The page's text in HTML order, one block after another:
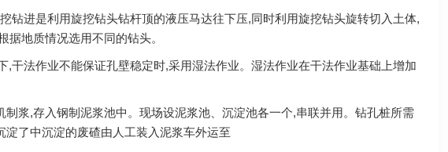
进是利用旋挖钻头钻杆顶的液压马达往下压,同时利用旋挖钻头旋转切入土体,
地质情况选用不同的钻头。
法作业不能保证孔壁稳定时,采用湿法作业。湿法作业在干法作业基础上增加
,存入钢制泥浆池中。现场设泥浆池、沉淀池各一个,串联并用。钻孔桩所需
了中沉淀的废碴由人工装入泥浆车外运至